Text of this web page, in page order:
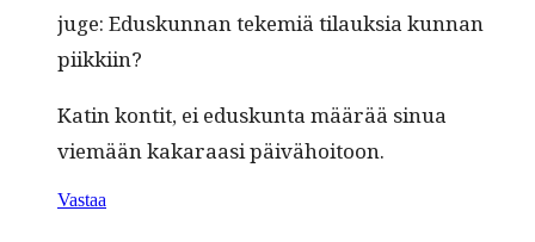
juge: Eduskun­nan tekemiä tilauk­sia kun­nan
piikkiin?
Katin kon­tit, ei eduskun­ta määrää sin­ua
viemään kakaraasi päivähoitoon.
Vastaa